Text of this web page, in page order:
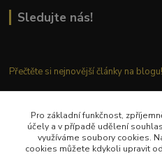
Sledujte nás!
Přečtěte si nejnovější články na blogu!
Kontaktujte nás
Tel.: + 420 777 282 683
Pro základní funkčnost,
účely a v případě udělení
využíváme soubory cookies.
cookies můžete kdykoli upravit